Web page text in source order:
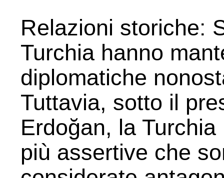
Relazioni storiche:
Turchia hanno
diplomatiche
Tuttavia, sotto il
Erdoğan, la
più assertive che